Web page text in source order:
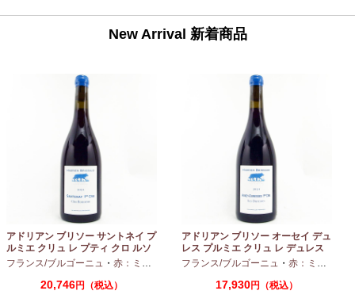
New Arrival 新着商品
アドリアン ブリソー サントネイ プ
ルミエ クリュ レ プティ クロ ルソ
ー 2024 750ml
フランス/ブルゴーニュ ・ 赤：ミディアムボディ ・ピノノワール
20,746円（税込）
アドリアン ブリソー オーセイ デュ
レス プルミエ クリュ レ デュレス
2024 750ml
フランス/ブルゴーニュ ・ 赤：ミディアムボディ
17,930円（税込）